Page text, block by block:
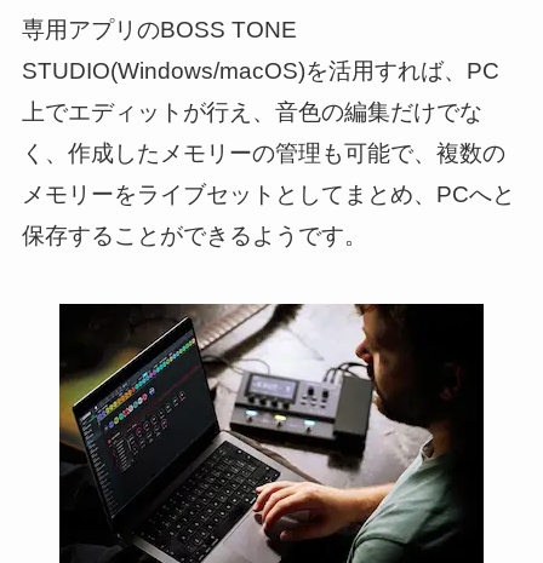
専用アプリのBOSS TONE
STUDIO(Windows/macOS)を活用すれば、PC
上でエディットが行え、音色の編集だけでな
く、作成したメモリーの管理も可能で、複数の
メモリーをライブセットとしてまとめ、PCへと
保存することができるようです。